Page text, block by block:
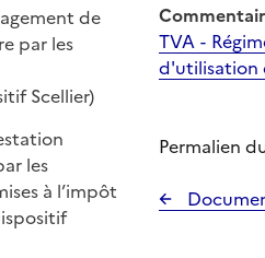
de
par les
Scellier)
les
à l’impôt
TVA -
d'utilisation
Permalien